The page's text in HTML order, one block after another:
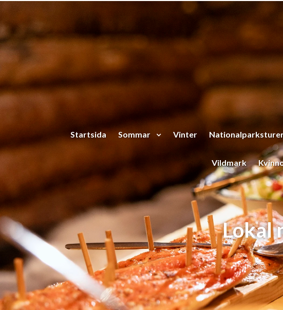
Hoppa till huvudinnehåll
Startsida Sommar Vinter
Vildmark
Lokal